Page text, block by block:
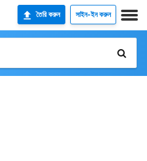
তৈরি করুন সাইন-ইন করুন